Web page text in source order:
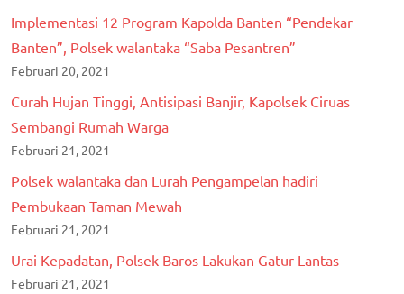
Implementasi 12 Program Kapolda Banten “Pendekar
Banten”, Polsek walantaka “Saba Pesantren”
Februari 20, 2021
Curah Hujan Tinggi, Antisipasi Banjir, Kapolsek Ciruas
Sembangi Rumah Warga
Februari 21, 2021
Polsek walantaka dan Lurah Pengampelan hadiri
Pembukaan Taman Mewah
Februari 21, 2021
Urai Kepadatan, Polsek Baros Lakukan Gatur Lantas
Februari 21, 2021